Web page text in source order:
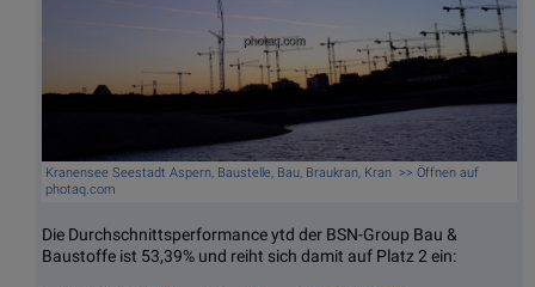
Kranensee Seestadt Aspern, Baustelle, Bau, Braukran, Kran >> Öffnen auf
photaq.com
Die Durchschnittsperformance ytd der BSN-Group Bau &
Baustoffe ist 53,39% und reiht sich damit auf Platz 2 ein: